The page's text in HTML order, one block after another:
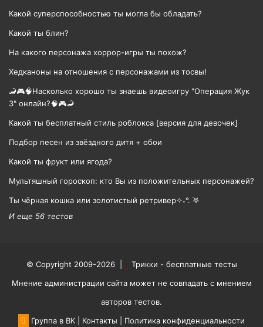
Какой суперспособностью ты могла бы обладать?
Какой ты блин?
На какого персонажа хоррор-игры ты похож?
Хедканоны на отношения с персонажами из тосвы!
🦂🎮🧠Насколько хорошо ты знаешь видеоигру "Операция Жук
3" онлайн?🧠🎮🦂
Какой ты бесплатный стиль роблокса [версия для девочек]
Подбор песен из звёздного дитя + обои
Какой ты фрукт или ягода?
Мультяшный гороскоп: кто Вы из положительных персонажей?
Ты чёрная кошка или золотистый ретривер✧˖°. ࣪𖤐
И еще 56 тестов
© Copyright 2009-2026 |
Трикки - бесплатные тесты
Мнение администрации сайта может не совпадать с мнением
авторов тестов.
Группа в ВК
Контакты Политика конфиденциальности